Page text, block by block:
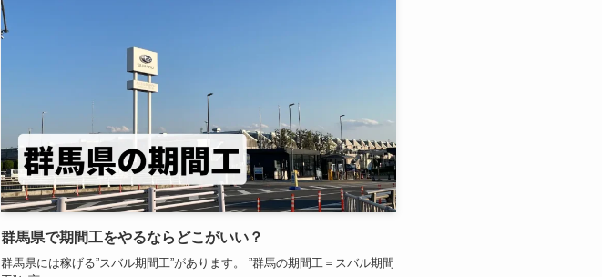
群馬県で期間工をやるならどこがいい？
群馬県には稼げる”スバル期間工”があります。 ”群馬の期間工＝スバル期間